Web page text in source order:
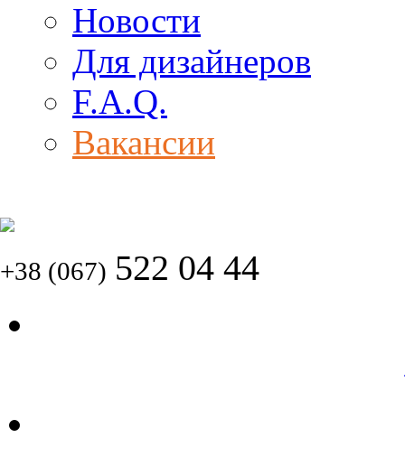
Новости
Для дизайнеров
F.A.Q.
Вакансии
+38 (067) 522 04 44